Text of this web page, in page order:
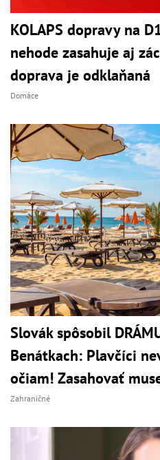
KOLAPS dopravy na
nehode zasahuje aj
doprava je odklaňaná
Domáce
Slovák spôsobil
Benátkach: Plavčíci
očiam! Zasahovať
Zahraničné